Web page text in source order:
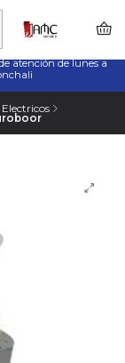
y Servicio
atención de lunes a